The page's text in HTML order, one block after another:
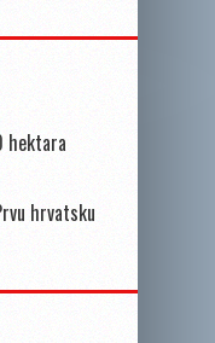
hektara
hrvatsku